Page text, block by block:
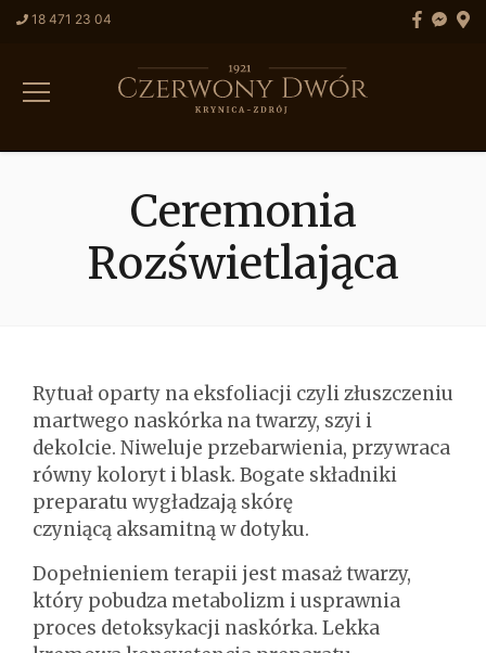
Przejdź
18 471 23 04
Ceremonia
Rozświetlająca
Rytuał oparty na eksfoliacji czyli złuszczeniu
martwego naskórka na twarzy, szyi i
dekolcie. Niweluje przebarwienia, przywraca
równy koloryt i blask. Bogate składniki
preparatu wygładzają skórę
czyniącą aksamitną w dotyku.
Dopełnieniem terapii jest masaż twarzy,
który pobudza metabolizm i usprawnia
proces detoksykacji naskórka. Lekka